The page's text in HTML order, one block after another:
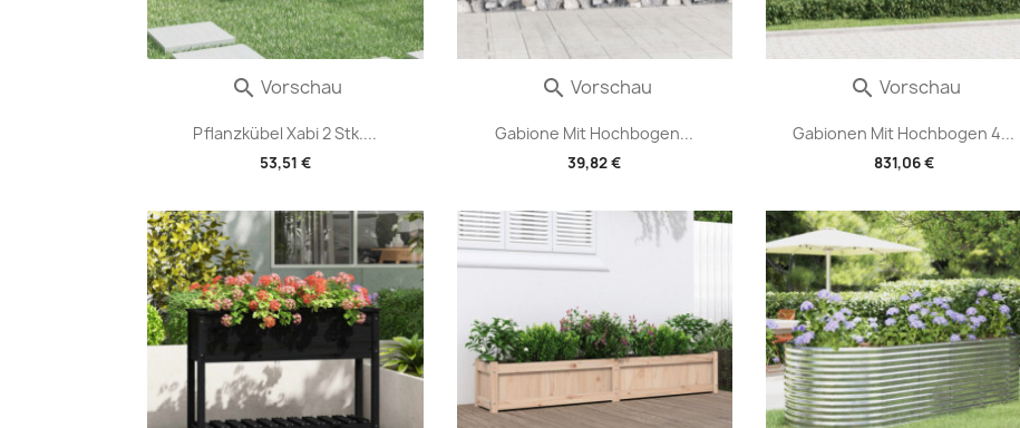
Pflanzkübel Xabi 2 Stk....
53,51 €
 Vorschau
Gabione Mit Hochbogen...
39,82 €
 Vorschau
Gabionen Mit Hochbogen 4...
831,06 €
 Vorschau